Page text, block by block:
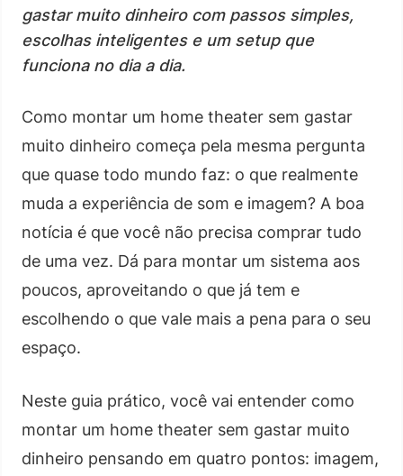
gastar muito dinheiro com passos simples,
escolhas inteligentes e um setup que
funciona no dia a dia.
Como montar um home theater sem gastar
muito dinheiro começa pela mesma pergunta
que quase todo mundo faz: o que realmente
muda a experiência de som e imagem? A boa
notícia é que você não precisa comprar tudo
de uma vez. Dá para montar um sistema aos
poucos, aproveitando o que já tem e
escolhendo o que vale mais a pena para o seu
espaço.
Neste guia prático, você vai entender como
montar um home theater sem gastar muito
dinheiro pensando em quatro pontos: imagem,